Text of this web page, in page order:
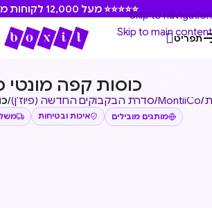
Skip to navigation
Skip to main content
⭐⭐⭐⭐⭐ מעל 12,000 לקוחות מרוצים
תפריט
כוסות קפה מונטי
/
MontiiCo
/סדרת הבקבוקים החדשה (פיוז'ן)/
מותגים מובילים איכות ובטיחות